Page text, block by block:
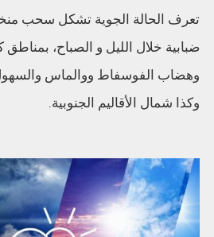
تعرف الحالة الجوية تشكل سحب
ضبابية خلال الليل و الصباح،
وهضاب الفوسفاط ووالماس
وكذا شمال الأقاليم الجنوبية.